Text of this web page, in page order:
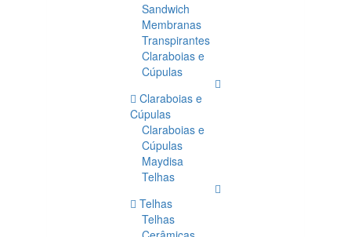
Sandwich
Membranas
Transpirantes
Claraboias e
Cúpulas
Claraboias e
Cúpulas
Claraboias e
Cúpulas
Maydisa
Telhas
Telhas
Telhas